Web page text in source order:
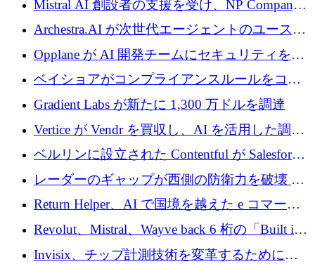
Mistral AI 創設者の支援を受け、NP Company
がエンジニアリング向け AI を推進するために
600 万ユーロのプレシードを確保
Archestra.AI が次世代エージェントのユースケ
ースを実現するために 1,000 万ドルを調達
Opplane が AI 開発チームにセキュリティをも
たらすために 450 万ユーロを調達
ベイショアがコンプライアンスルールをコー
ド化するために800万ドルを調達
Gradient Labs が新たに 1,300 万ドルを調達
Vertice が Vendr を買収し、AI を活用した調達
インテリジェンス プラットフォームを構築
ベルリンに設立された Contentful が Salesforce
に買収される
レーダーのギャップが西側の防衛力を破壊 —
そしてベルリンのチップスタートアップがそ
れを埋める
Return Helper、AI で国境を越えた e コマース
の返品を利益に変えるシリーズ A で 400 万ド
ルを調達
Revolut、Mistral、Wayve back 6 桁の「Built in
Europe」キャンペーン
Invisix、チップ計測技術を変革するために